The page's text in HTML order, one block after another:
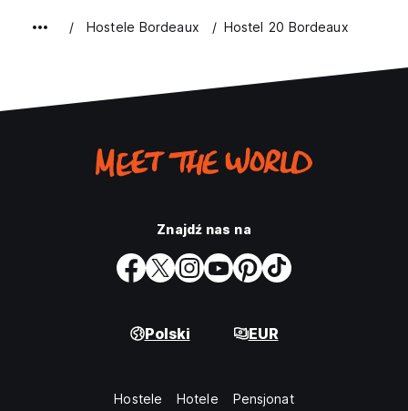
Hostele Bordeaux Hostel 20 Bordeaux
Znajdź nas na
Polski EUR
Hostele Hotele Pensjonat